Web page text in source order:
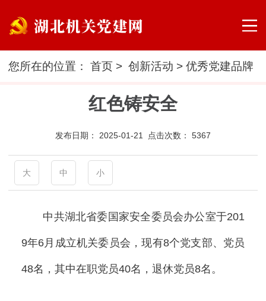
您所在的位置：首页 >创新活动 >优秀党建品牌
红色铸安全
发布日期： 2025-01-21 点击次数： 5367
大 中 小
中共湖北省委国家安全委员会办公室于201
9年6月成立机关委员会，现有8个党支部、党员
48名，其中在职党员40名，退休党员8名。